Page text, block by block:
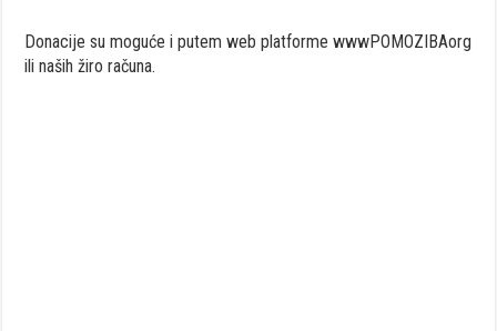
Donacije su moguće i putem web platforme wwwPOMOZIBAorg
ili naših žiro računa.